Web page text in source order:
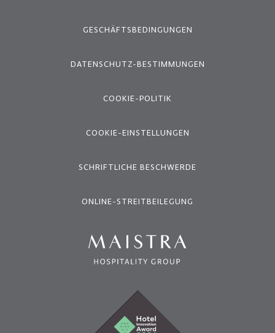
GESCHÄFTSBEDINGUNGEN
DATENSCHUTZ-BESTIMMUNGEN
COOKIE-POLITIK
COOKIE-EINSTELLUNGEN
SCHRIFTLICHE BESCHWERDE
ONLINE-STREITBEILEGUNG